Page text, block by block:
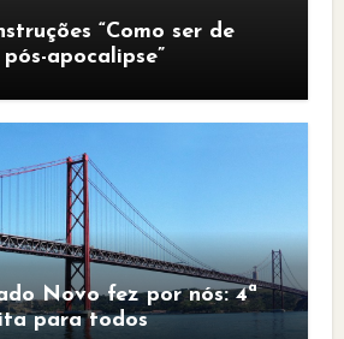
“Como ser de
apocalipse”
Novo fez por nós: 4ª
para todos